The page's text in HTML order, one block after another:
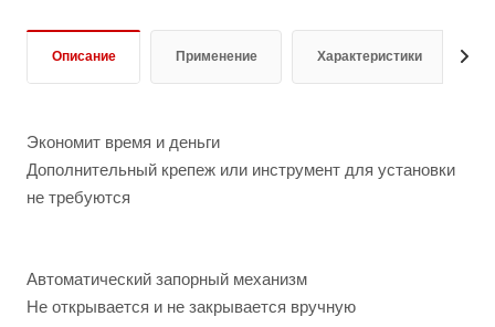
Описание Применение Характеристики
Экономит время и деньги
Дополнительный крепеж или инструмент для установки
не требуются
Автоматический запорный механизм
Не открывается и не закрывается вручную